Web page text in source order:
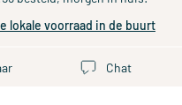
lokale voorraad in de buurt
Chat